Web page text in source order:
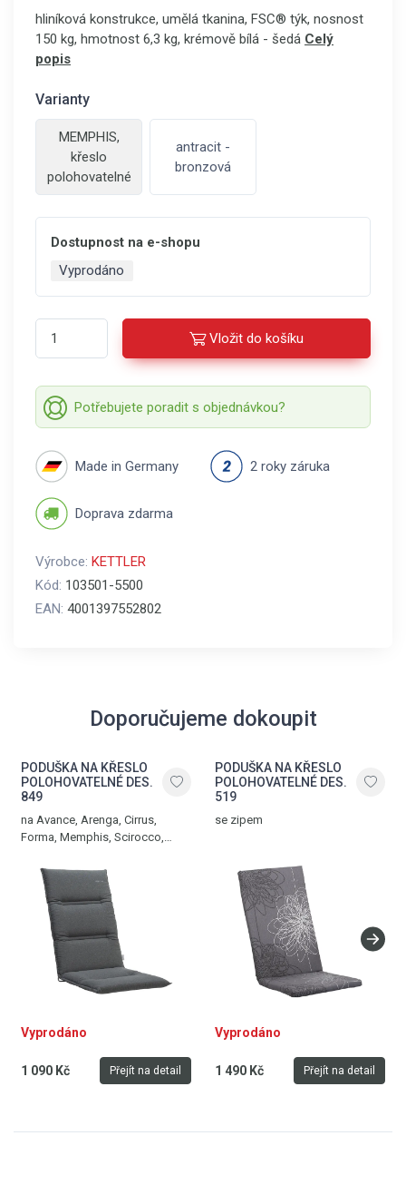
hliníková konstrukce, umělá tkanina, FSC® týk, nosnost
150 kg, hmotnost 6,3 kg, krémově bílá - šedá Celý
popis
Varianty
MEMPHIS,
křeslo
polohovatelné
antracit -
bronzová
Dostupnost na e-shopu
Vyprodáno
Vložit do košíku
Potřebujete poradit s objednávkou?
Made in Germany 2 roky záruka
Doprava zdarma
Výrobce: KETTLER
Kód: 103501-5500
EAN: 4001397552802
Doporučujeme dokoupit
PODUŠKA NA KŘESLO
POLOHOVATELNÉ DES.
849
na Avance, Arenga, Cirrus,
Forma, Memphis, Scirocco,
Vyprodáno
1 090 Kč Přejít na detail
PODUŠKA NA KŘESLO
POLOHOVATELNÉ DES.
519
se zipem
Vyprodáno
1 490 Kč Přejít na detail